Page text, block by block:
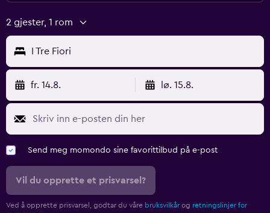
2 gjester, 1 rom
I Tre Fiori
fr. 14.8. lø. 15.8.
Send meg momondo sine favorittilbud på e-post
Vil du opprette et prisvarsel?
Ved å opprette prisvarsel, godtar du våre bruksvilkår og retningslinjer for